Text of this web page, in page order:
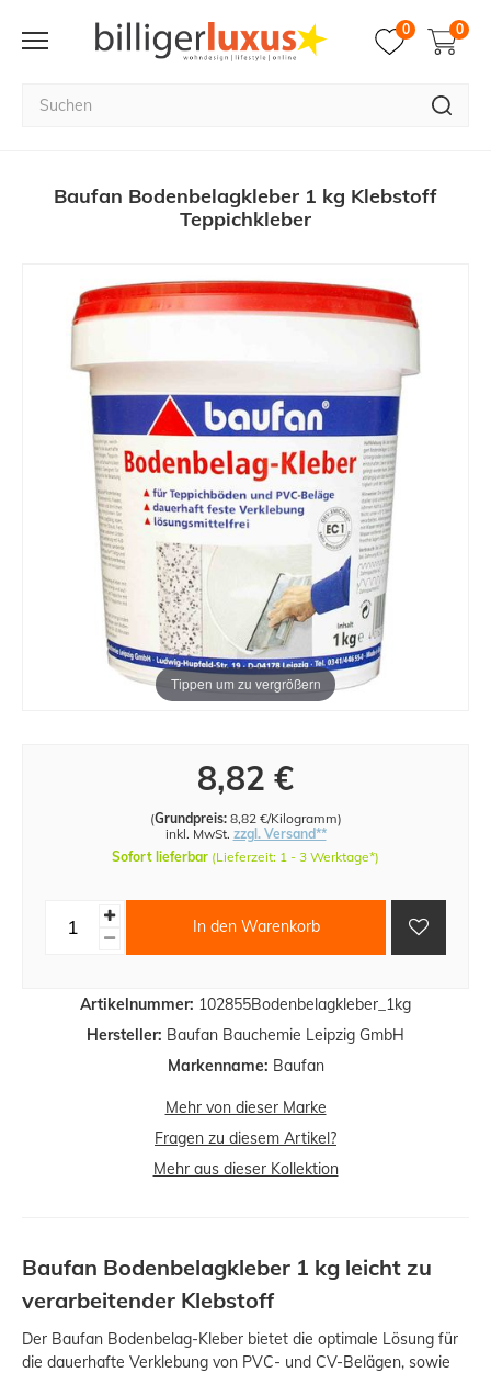
0 0
Baufan Bodenbelagkleber 1 kg Klebstoff
Teppichkleber
Tippen um zu vergrößern
Artikelnummer: 102855Bodenbelagkleber_1kg
Hersteller: Baufan Bauchemie Leipzig GmbH
Markenname: Baufan
8,82 €
(Grundpreis: 8,82 €/Kilogramm)
inkl. MwSt. zzgl. Versand**
Sofort lieferbar (Lieferzeit: 1 - 3 Werktage*)
In den Warenkorb
Mehr von dieser Marke
Fragen zu diesem Artikel?
Mehr aus dieser Kollektion
Baufan Bodenbelagkleber 1 kg leicht zu
verarbeitender Klebstoff
Der Baufan Bodenbelag-Kleber bietet die optimale Lösung für
die dauerhafte Verklebung von PVC- und CV-Belägen, sowie